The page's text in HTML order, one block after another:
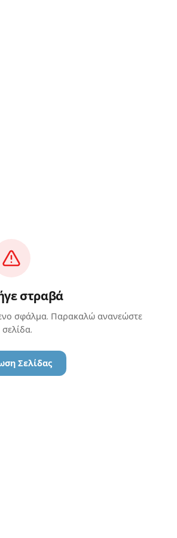
στραβά
σφάλμα. Παρακαλώ ανανεώστε
σελίδα.
Σελίδας